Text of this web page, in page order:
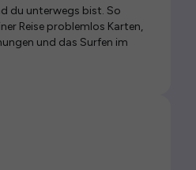
du unterwegs bist. So
Reise problemlos Karten,
und das Surfen im